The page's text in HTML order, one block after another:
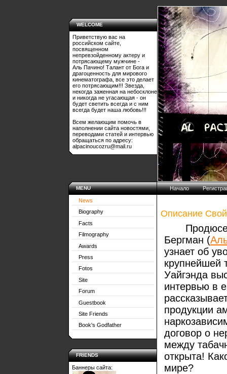
WELCOME
Приветствую вас на
российском сайте,
посвященном
непревзойденному актеру и
потрясающему мужчине -
Аль Пачино! Талант от Бога и
драгоценность для мирового
кинематографа, все это делает
его потрясающим!!! Звезда,
некогда заженная на небосклоне
и никогда не угасающая - он
будет светить всегда и с ним
всегда будет наша любовь!!!
Всем желающим помочь в
наполнении сайта новостями,
переводами статей и интервью
обращаться по адресу:
alpacinoucozru@mail.ru
MENU
News
Biography
Facts
Filmography
Awards
Press
Fotos
Site
Forum
Guestbook
Site Friends
Book's Godfather
FRIENDS
Баннеры сайта:
Начало
Описание
Продюсер
Бергман (
узнает об
крупнейшей
Уайгэнда
интервью в
продукции
договор о
между
открыта!
мире?